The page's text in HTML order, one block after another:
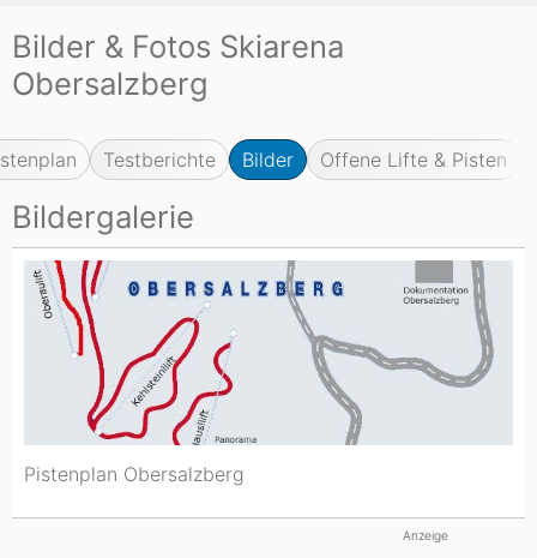
Bilder & Fotos Skiarena
Obersalzberg
Testberichte Bilder Offene Lifte & Pisten
Bildergalerie
Pistenplan Obersalzberg
Anzeige